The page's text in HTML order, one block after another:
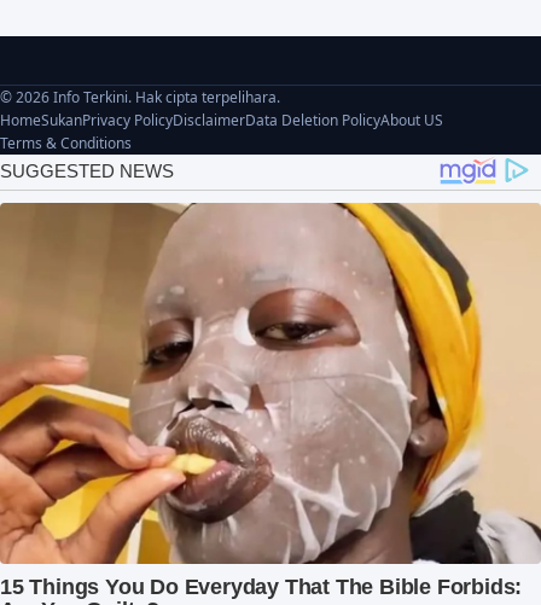
© 2026 Info Terkini. Hak cipta terpelihara.
HomeSukanPrivacy PolicyDisclaimerData Deletion PolicyAbout US
Terms & Conditions